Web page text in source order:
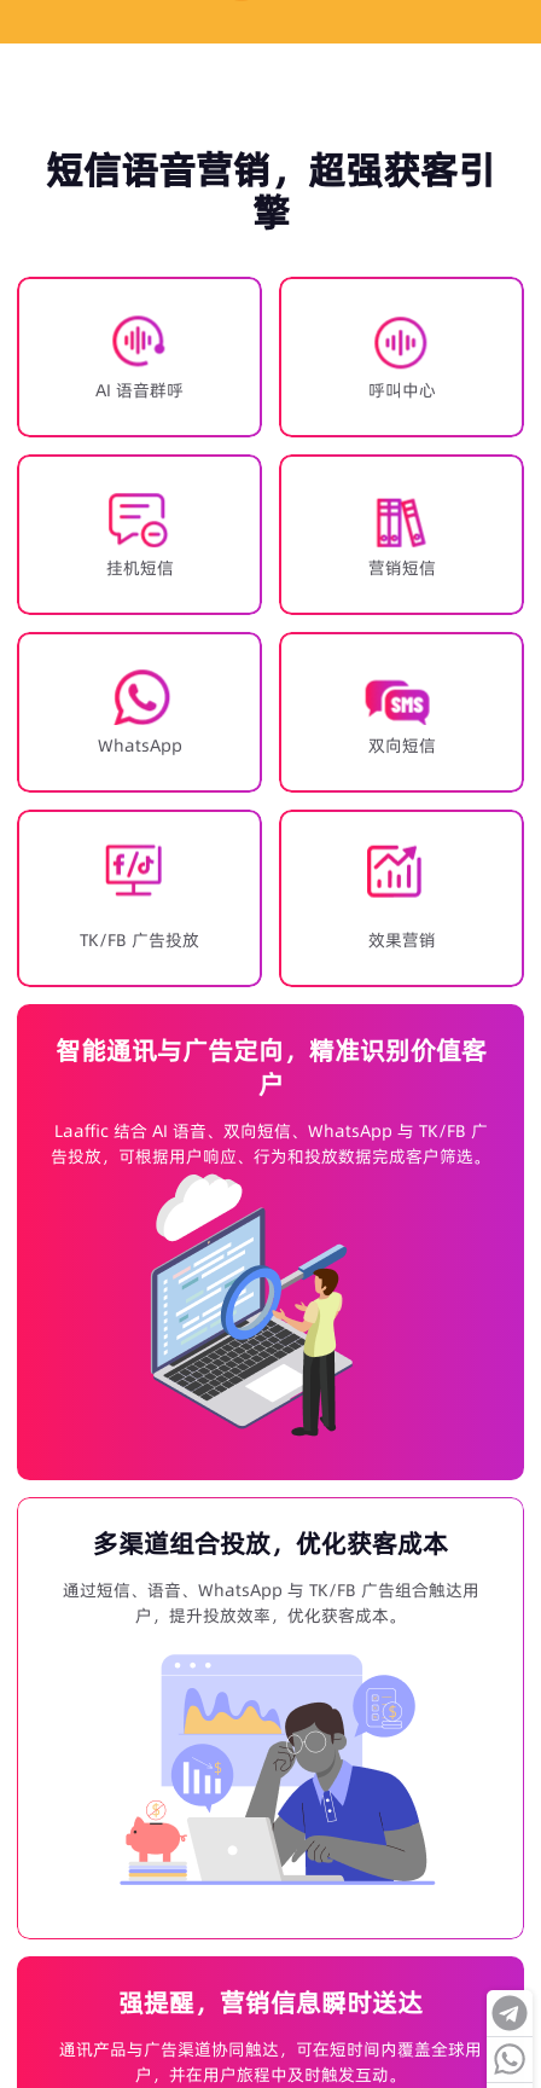
短信语音营销，超强获客引
擎
AI 语音群呼 呼叫中心
挂机短信 营销短信
WhatsApp 双向短信
TK/FB 广告投放 效果营销
智能通讯与广告定向，精准识别价值客
户
Laaffic 结合 AI 语音、双向短信、WhatsApp 与 TK/FB 广
告投放，可根据用户响应、行为和投放数据完成客户筛选。
多渠道组合投放，优化获客成本
通过短信、语音、WhatsApp 与 TK/FB 广告组合触达用
户，提升投放效率，优化获客成本。
强提醒，营销信息瞬时送达
通讯产品与广告渠道协同触达，可在短时间内覆盖全球用
户，并在用户旅程中及时触发互动。